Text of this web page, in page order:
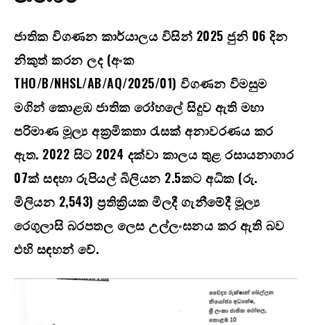
ජාතික විගණන කාර්යාලය විසින් 2025 ජුනි 06 දින
නිකුත් කරන ලද (අංක
THO/B/NHSL/AB/AQ/2025/01) විගණන විමසුම
මගින් කොළඹ ජාතික රෝහලේ සිදුව ඇති මහා
පරිමාණ මූල්‍ය අක්‍රමිකතා රැසක් අනාවරණය කර
ඇත. 2022 සිට 2024 දක්වා කාලය තුළ රසායනාගාර
07ක් සඳහා රුපියල් බිලියන 2.5කට අධික (රු.
මිලියන 2,543) ප්‍රතික්‍රියක මිලදී ගැනීමේදී මූල්‍ය
රෙගුලාසි බරපතල ලෙස උල්ලංඝනය කර ඇති බව
එහි සඳහන් වේ.